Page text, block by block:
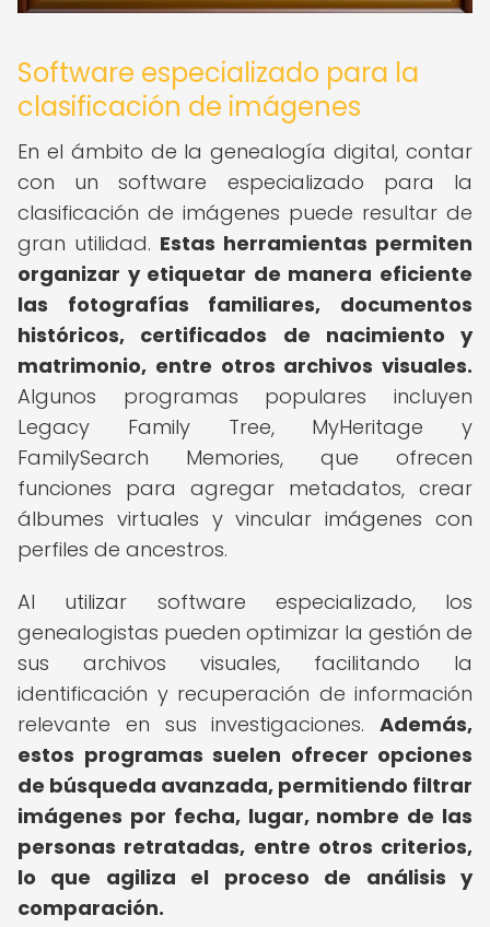
Software especializado para la
clasificación de imágenes
En el ámbito de la genealogía digital, contar
con un software especializado para la
clasificación de imágenes puede resultar de
gran utilidad. Estas herramientas permiten
organizar y etiquetar de manera eficiente
las fotografías familiares, documentos
históricos, certificados de nacimiento y
matrimonio, entre otros archivos visuales.
Algunos programas populares incluyen
Legacy Family Tree, MyHeritage y
FamilySearch Memories, que ofrecen
funciones para agregar metadatos, crear
álbumes virtuales y vincular imágenes con
perfiles de ancestros.
Al utilizar software especializado, los
genealogistas pueden optimizar la gestión de
sus archivos visuales, facilitando la
identificación y recuperación de información
relevante en sus investigaciones. Además,
estos programas suelen ofrecer opciones
de búsqueda avanzada, permitiendo filtrar
imágenes por fecha, lugar, nombre de las
personas retratadas, entre otros criterios,
lo que agiliza el proceso de análisis y
comparación.